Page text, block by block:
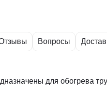
Вопросы
для обогрева